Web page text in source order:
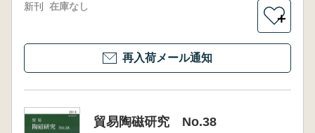
新刊 在庫なし
＋
再入荷メール通知
貿易陶磁研究 No.38